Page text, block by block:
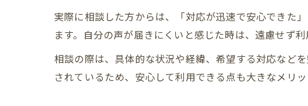
実際に相談した方からは、「対応が迅速で安心できた
ます。自分の声が届きにくいと感じた時は、遠慮せず
相談の際は、具体的な状況や経緯、希望する対応など
されているため、安心して利用できる点も大きなメリッ